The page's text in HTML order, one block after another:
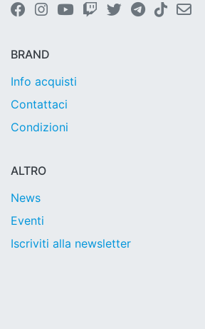
BRAND
Info acquisti
Contattaci
Condizioni
ALTRO
News
Eventi
Iscriviti alla newsletter